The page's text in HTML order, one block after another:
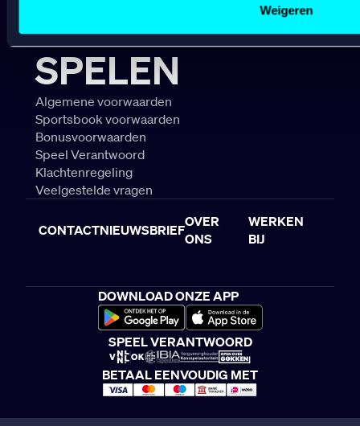
Weigeren
BETROUWBAAR
SPELEN
Algemene voorwaarden
Sportsbook voorwaarden
Bonusvoorwaarden
Speel Verantwoord
Klachtenregeling
Veelgestelde vragen
CONTACTNIEUWSBRIEF
OVER
ONS
WERKEN
BIJ
DOWNLOAD ONZE APP
SPEEL VERANTWOORD
BETAAL EENVOUDIG MET